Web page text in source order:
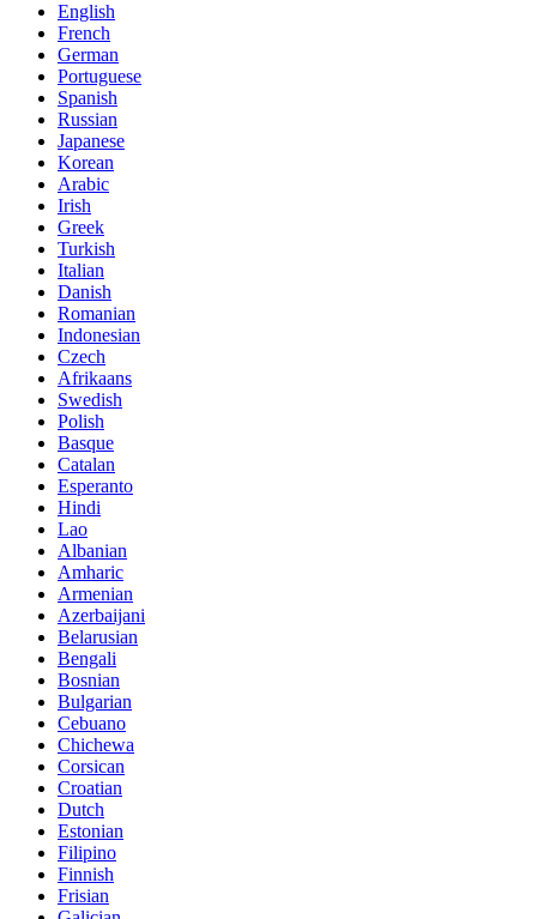
English
French
German
Portuguese
Spanish
Russian
Japanese
Korean
Arabic
Irish
Greek
Turkish
Italian
Danish
Romanian
Indonesian
Czech
Afrikaans
Swedish
Polish
Basque
Catalan
Esperanto
Hindi
Lao
Albanian
Amharic
Armenian
Azerbaijani
Belarusian
Bengali
Bosnian
Bulgarian
Cebuano
Chichewa
Corsican
Croatian
Dutch
Estonian
Filipino
Finnish
Frisian